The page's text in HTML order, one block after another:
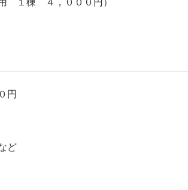
円
ど